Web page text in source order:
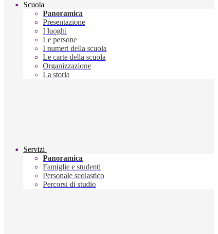
Scuola
Panoramica
Presentazione
I luoghi
Le persone
I numeri della scuola
Le carte della scuola
Organizzazione
La storia
Servizi
Panoramica
Famiglie e studenti
Personale scolastico
Percorsi di studio